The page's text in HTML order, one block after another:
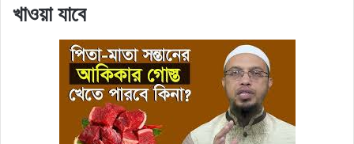
খাওয়া যাবে